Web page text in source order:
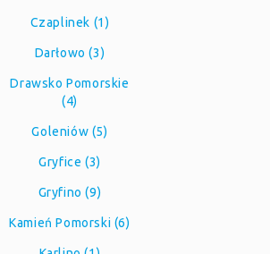
Czaplinek (1)
Darłowo (3)
Drawsko Pomorskie
(4)
Goleniów (5)
Gryfice (3)
Gryfino (9)
Kamień Pomorski (6)